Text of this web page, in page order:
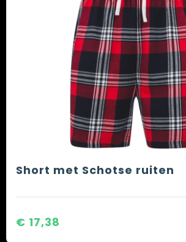
Short met Schotse ruiten
€ 17,38